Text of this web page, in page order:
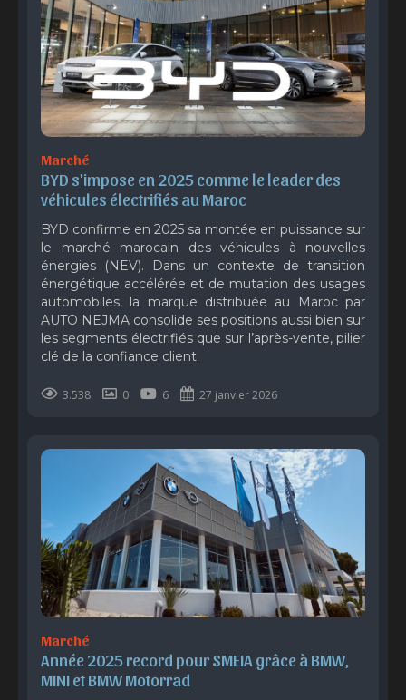
Marché
BYD s'impose en 2025 comme le leader des
véhicules électrifiés au Maroc
BYD confirme en 2025 sa montée en puissance sur
le marché marocain des véhicules à nouvelles
énergies (NEV). Dans un contexte de transition
énergétique accélérée et de mutation des usages
automobiles, la marque distribuée au Maroc par
AUTO NEJMA consolide ses positions aussi bien sur
les segments électrifiés que sur l’après-vente, pilier
clé de la confiance client.
3.538 0 6 27 janvier 2026
Marché
Année 2025 record pour SMEIA grâce à BMW,
MINI et BMW Motorrad